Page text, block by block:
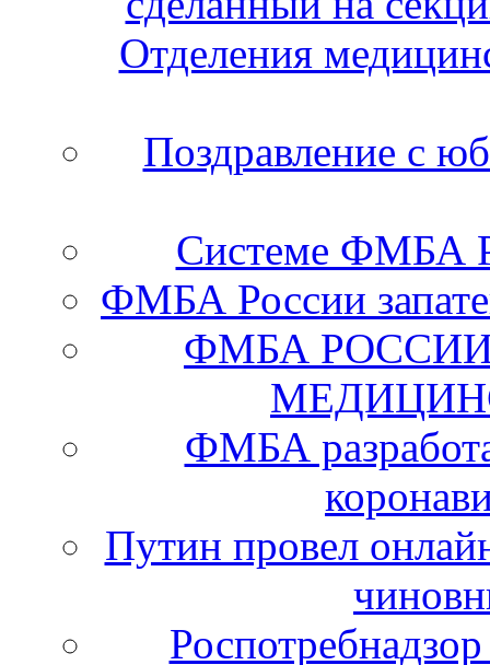
Отделения
Поздравление с
Системе ФМБА
ФМБА России
ФМБА
ФМБА
Путин провел